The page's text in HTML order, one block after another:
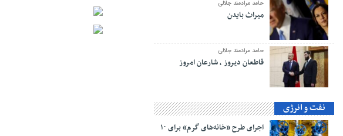
حامد مرادمند جلالی
میراث بایدن
حامد مرادمند جلالی
قاطعان دیروز ، شارعان امروز
نفت و انرژی
اجرای طرح «خانه‌های گرم» برای ۱۰